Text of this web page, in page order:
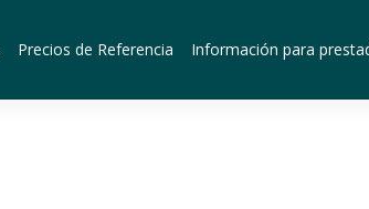
Precios de Referencia Información para